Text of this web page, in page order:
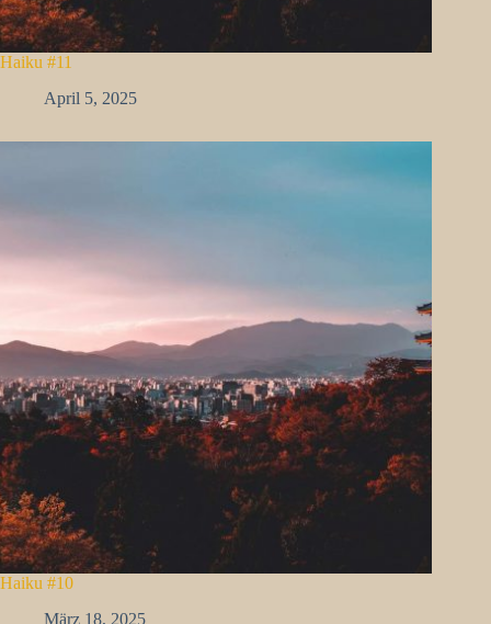
Haiku #11
April 5, 2025
Haiku #10
März 18, 2025